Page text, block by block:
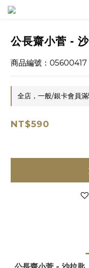
公長齋小菅 -
商品編號：05600417
全店，一般/銀卡會員
NT$590